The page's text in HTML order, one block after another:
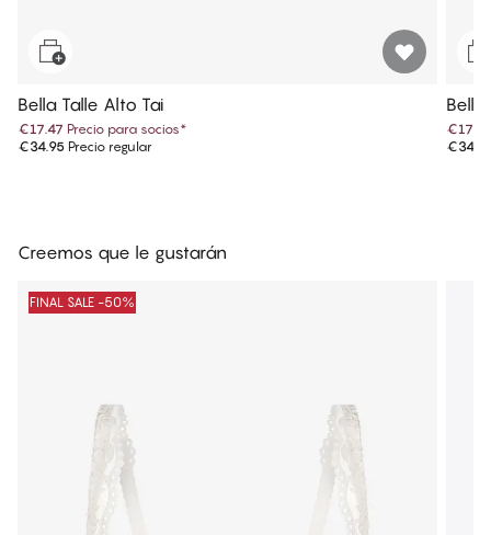
Bella Talle Alto Tai
€17.47 Precio para socios*
€34.95 Precio regular
Bella
€17.47
Creemos que le gustarán
FINAL SALE -50%